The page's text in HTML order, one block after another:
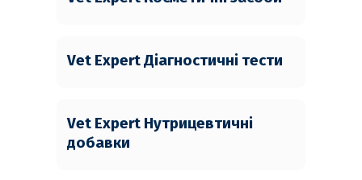
Vet Expert Діагностичні тести
Vet Expert Нутрицевтичні
добавки